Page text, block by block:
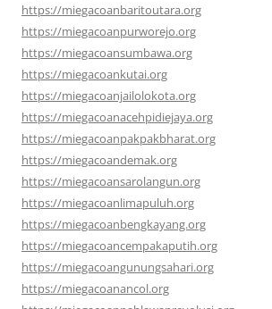
https://miegacoanbaritoutara.org
https://miegacoanpurworejo.org
https://miegacoansumbawa.org
https://miegacoankutai.org
https://miegacoanjailolokota.org
https://miegacoanacehpidiejaya.org
https://miegacoanpakpakbharat.org
https://miegacoandemak.org
https://miegacoansarolangun.org
https://miegacoanlimapuluh.org
https://miegacoanbengkayang.org
https://miegacoancempakaputih.org
https://miegacoangunungsahari.org
https://miegacoanancol.org